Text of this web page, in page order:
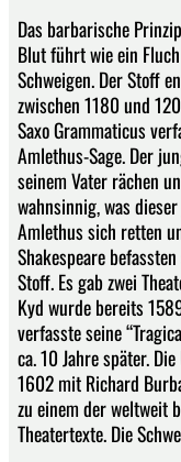
Das barbarische
Blut führt wie ein
Schweigen. Der Stoff
zwischen 1180 und
Saxo Grammaticus
Amlethus-Sage. Der
seinem Vater rächen
wahnsinnig, was
Amlethus sich retten
Shakespeare
Stoff. Es gab zwei
Kyd wurde bereits
verfasste seine
ca. 10 Jahre später.
1602 mit Richard
zu einem der weltweit
Theatertexte. Die